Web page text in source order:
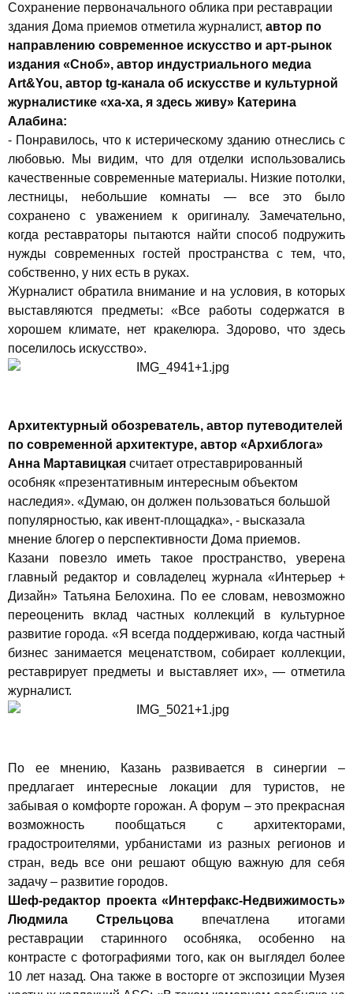
Сохранение первоначального облика при реставрации
здания Дома приемов отметила журналист, автор по
направлению современное искусство и арт-рынок
издания «Сноб», автор индустриального медиа
Art&You, автор tg-канала об искусстве и культурной
журналистике «ха-ха, я здесь живу» Катерина
Алабина:
- Понравилось, что к истерическому зданию отнеслись с
любовью. Мы видим, что для отделки использовались
качественные современные материалы. Низкие потолки,
лестницы, небольшие комнаты — все это было
сохранено с уважением к оригиналу. Замечательно,
когда реставраторы пытаются найти способ подружить
нужды современных гостей пространства с тем, что,
собственно, у них есть в руках.
Журналист обратила внимание и на условия, в которых
выставляются предметы: «Все работы содержатся в
хорошем климате, нет кракелюра. Здорово, что здесь
поселилось искусство».
Архитектурный обозреватель, автор путеводителей
по современной архитектуре, автор «Архиблога»
Анна Мартавицкая считает отреставрированный
особняк «презентативным интересным объектом
наследия». «Думаю, он должен пользоваться большой
популярностью, как ивент-площадка», - высказала
мнение блогер о перспективности Дома приемов.
Казани повезло иметь такое пространство, уверена
главный редактор и совладелец журнала «Интерьер +
Дизайн» Татьяна Белохина. По ее словам, невозможно
переоценить вклад частных коллекций в культурное
развитие города. «Я всегда поддерживаю, когда частный
бизнес занимается меценатством, собирает коллекции,
реставрирует предметы и выставляет их», — отметила
журналист.
По ее мнению, Казань развивается в синергии –
предлагает интересные локации для туристов, не
забывая о комфорте горожан. А форум – это прекрасная
возможность пообщаться с архитекторами,
градостроителями, урбанистами из разных регионов и
стран, ведь все они решают общую важную для себя
задачу – развитие городов.
Шеф-редактор проекта «Интерфакс-Недвижимость»
Людмила Стрельцова впечатлена итогами
реставрации старинного особняка, особенно на
контрасте с фотографиями того, как он выглядел более
10 лет назад. Она также в восторге от экспозиции Музея